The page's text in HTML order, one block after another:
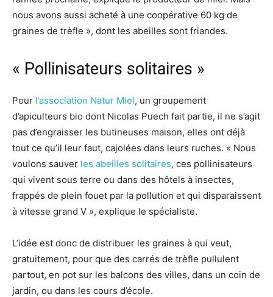
nous avons aussi acheté à une coopérative 60 kg de
graines de trèfle », dont les abeilles sont friandes.
« Pollinisateurs solitaires »
Pour l’association Natur Miel, un groupement
d’apiculteurs bio dont Nicolas Puech fait partie, il ne s’agit
pas d’engraisser les butineuses maison, elles ont déjà
tout ce qu’il leur faut, cajolées dans leurs ruches. « Nous
voulons sauver les abeilles solitaires​, ces pollinisateurs
qui vivent sous terre ou dans des hôtels à insectes,
frappés de plein fouet par la pollution et qui disparaissent
à vitesse grand V », explique le spécialiste.
L’idée est donc de distribuer les graines à qui veut,
gratuitement, pour que des carrés de trèfle pullulent
partout, en pot sur les balcons des villes, dans un coin de
jardin, ou dans les cours d’école.